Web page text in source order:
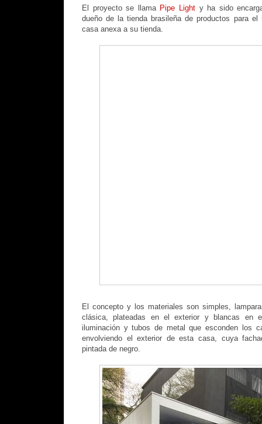
El proyecto se llama Pipe Lighty ha sido
dueño de la tienda brasileña de productos para el
casa anexa a su tienda.
El concepto y los materiales son simples,
clásica, plateadas en el exterior y blancas en
iluminación y tubos de metal que esconden los
envolviendo el exterior de esta casa, cuya
pintada de negro.